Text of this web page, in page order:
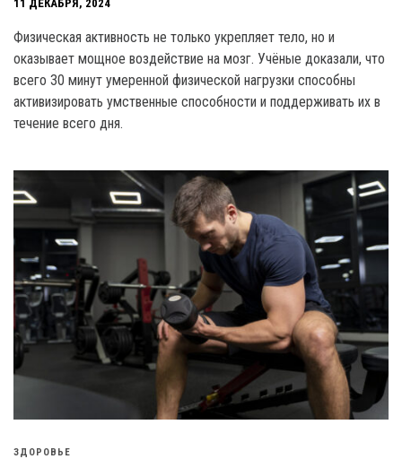
11 ДЕКАБРЯ, 2024
Физическая активность не только укрепляет тело, но и
оказывает мощное воздействие на мозг. Учёные доказали, что
всего 30 минут умеренной физической нагрузки способны
активизировать умственные способности и поддерживать их в
течение всего дня.
ЗДОРОВЬЕ